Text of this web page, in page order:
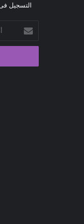
التسجيل
بريدك
الإلكتروني